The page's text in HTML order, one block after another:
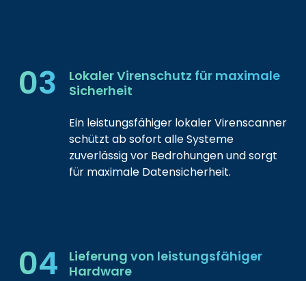
03
Lokaler Virenschutz für maximale
Sicherheit
Ein leistungsfähiger lokaler Virenscanner
schützt ab sofort alle Systeme
zuverlässig vor Bedrohungen und sorgt
für maximale Datensicherheit.
04
Lieferung von leistungsfähiger
Hardware